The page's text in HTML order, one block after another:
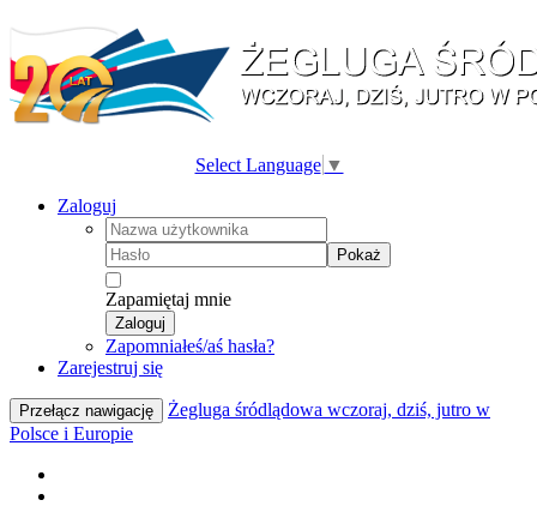
Select Language ▼
Zaloguj
Pokaż
Zapamiętaj mnie
Zaloguj
Zapomniałeś/aś hasła?
Zarejestruj się
Przełącz nawigację
Żegluga śródlądowa wczoraj, dziś, jutro w
Polsce i Europie